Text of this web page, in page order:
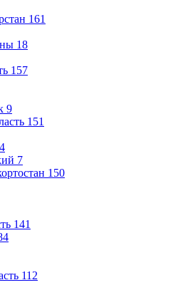
161
18
157
9
151
7
150
141
112